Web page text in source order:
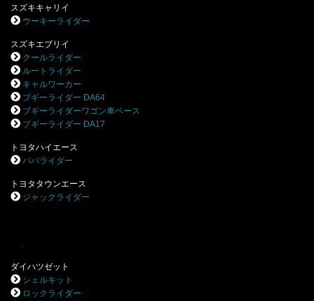
スズキキャリイ
ウーキーライダー
スズキエブリイ
クールライダー
ルートライダー
キャルワーカー
ブギーライダー DA64
ブギーライダーワゴン車ベース
ブギーライダー DA17
トヨタハイエース
パパライダー
トヨタタウンエース
ジャックライダー
ダイハツゼット
シェルキット
ロックライダー